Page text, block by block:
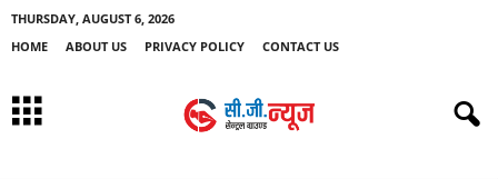
THURSDAY, AUGUST 6, 2026
HOME
ABOUT US PRIVACY POLICY CONTACT US